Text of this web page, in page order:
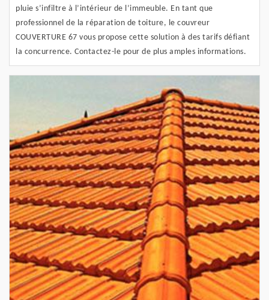
pluie s’infiltre à l’intérieur de l’immeuble. En tant que
professionnel de la réparation de toiture, le couvreur
COUVERTURE 67 vous propose cette solution à des tarifs défiant
la concurrence. Contactez-le pour de plus amples informations.